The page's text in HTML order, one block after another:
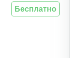
Бесплатно